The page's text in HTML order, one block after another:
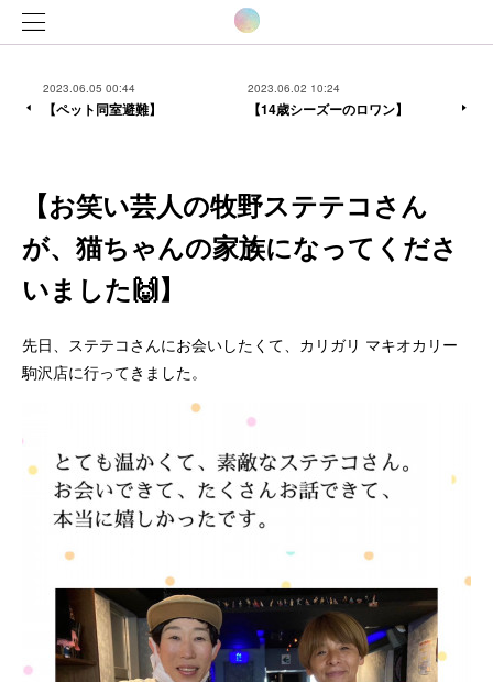
2023.06.05 00:44
【ペット同室避難】
2023.06.02 10:24
【14歳シーズーのロワン】
【お笑い芸人の牧野ステテコさん
が、猫ちゃんの家族になってくださ
いました🙌】
先日、ステテコさんにお会いしたくて、カリガリ マキオカリー
駒沢店に行ってきました。